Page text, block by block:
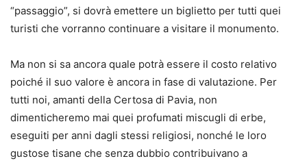
“passaggio”, si dovrà emettere un biglietto per tutti quei
turisti che vorranno continuare a visitare il monumento.
Ma non si sa ancora quale potrà essere il costo relativo
poiché il suo valore è ancora in fase di valutazione. Per
tutti noi, amanti della Certosa di Pavia, non
dimenticheremo mai quei profumati miscugli di erbe,
eseguiti per anni dagli stessi religiosi, nonché le loro
gustose tisane che senza dubbio contribuivano a